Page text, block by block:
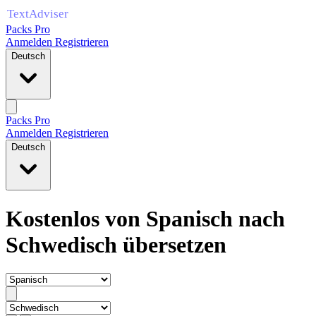
Packs Pro
Anmelden Registrieren
Deutsch
Packs Pro
Anmelden Registrieren
Deutsch
Kostenlos von Spanisch nach
Schwedisch übersetzen